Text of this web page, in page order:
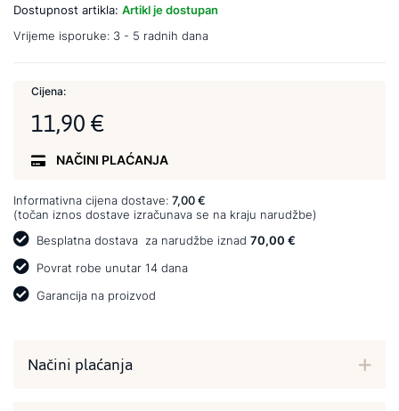
Dostupnost artikla: Artikl je dostupan
Vrijeme isporuke: 3 - 5 radnih dana
Cijena:
11,90 €
NAČINI PLAĆANJA
Informativna cijena dostave: 7,00 €
(točan iznos dostave izračunava se na kraju narudžbe)
Besplatna dostava za narudžbe iznad 70,00 €
Povrat robe unutar 14 dana
Garancija na proizvod
Načini plaćanja